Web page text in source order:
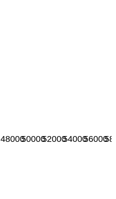
4800050000520005400056000